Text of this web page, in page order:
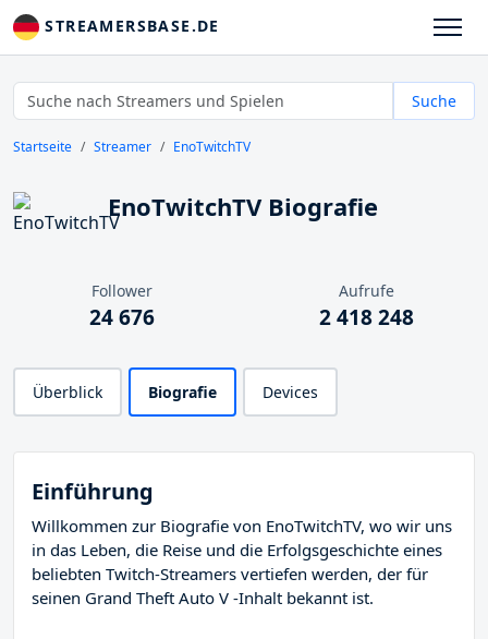
STREAMERSBASE.DE
Suche
Startseite Streamer EnoTwitchTV
EnoTwitchTV Biografie
Follower
24 676
Aufrufe
2 418 248
Überblick Biografie Devices
Einführung
Willkommen zur Biografie von EnoTwitchTV, wo wir uns
in das Leben, die Reise und die Erfolgsgeschichte eines
beliebten Twitch-Streamers vertiefen werden, der für
seinen Grand Theft Auto V -Inhalt bekannt ist.